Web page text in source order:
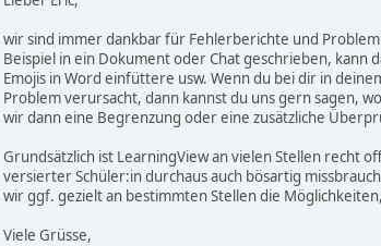
wir sind immer dankbar für Fehlerberichte und
Beispiel in ein Dokument oder Chat geschrieben, kann
Emojis in Word einfüttere usw. Wenn du bei dir in
Problem verursacht, dann kannst du uns gern sagen,
wir dann eine Begrenzung oder eine zusätzliche
Grundsätzlich ist LearningView an vielen Stellen recht
versierter Schüler:in durchaus auch bösartig
wir ggf. gezielt an bestimmten Stellen die
Viele Grüsse,